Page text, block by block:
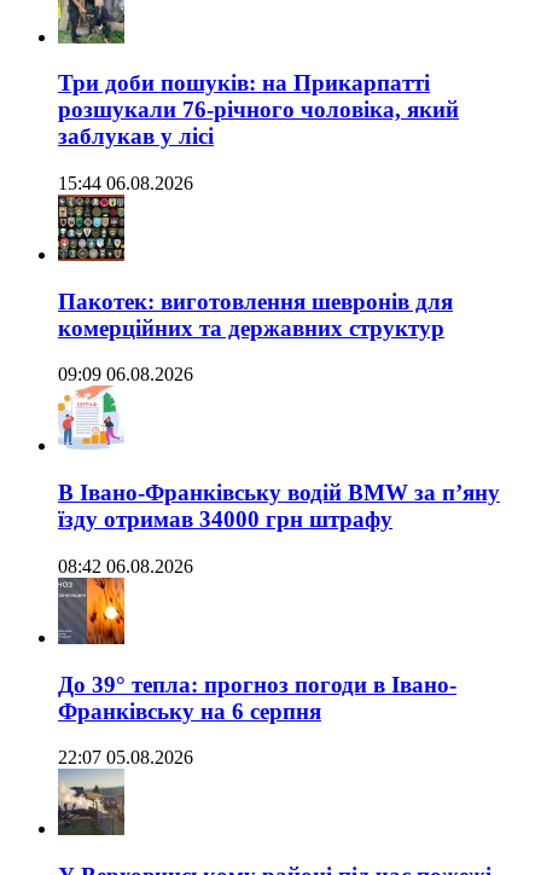
Три доби пошуків: на Прикарпатті
розшукали 76-річного чоловіка, який
заблукав у лісі
15:44 06.08.2026
Пакотек: виготовлення шевронів для
комерційних та державних структур
09:09 06.08.2026
В Івано-Франківську водій BMW за п’яну
їзду отримав 34000 грн штрафу
08:42 06.08.2026
До 39° тепла: прогноз погоди в Івано-
Франківську на 6 серпня
22:07 05.08.2026